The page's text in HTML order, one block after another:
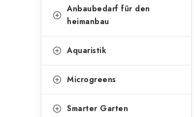
n
i
r
n
Anbaubedarf für den
heimanbau
Aquaristik
Microgreens
Smarter Garten